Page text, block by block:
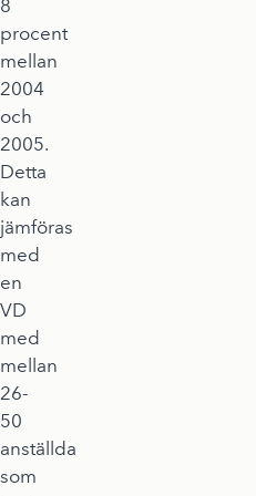
8
procent
mellan
2004
och
2005.
Detta
kan
jämföras
med
en
VD
med
mellan
26-
50
anställda
som